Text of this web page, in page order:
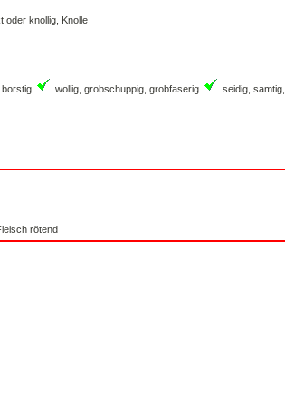
oder knollig, Knolle
wollig, grobschuppig, grobfaserig seidig,
rötend